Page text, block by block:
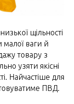
щільності
малої ваги й
товару з
узяти якісні
Найчастіше для
ПВД.